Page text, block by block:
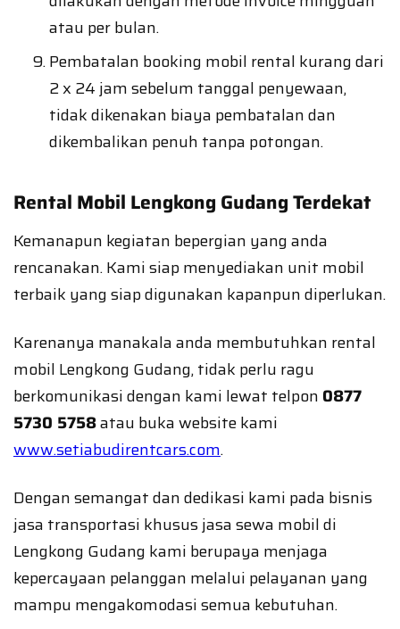
atau per bulan.
Pembatalan booking mobil rental kurang dari
2 x 24 jam sebelum tanggal penyewaan,
tidak dikenakan biaya pembatalan dan
dikembalikan penuh tanpa potongan.
Rental Mobil Lengkong Gudang Terdekat
Kemanapun kegiatan bepergian yang anda
rencanakan. Kami siap menyediakan unit mobil
terbaik yang siap digunakan kapanpun diperlukan.
Karenanya manakala anda membutuhkan rental
mobil Lengkong Gudang, tidak perlu ragu
berkomunikasi dengan kami lewat telpon 0877
5730 5758atau buka website kami
www.setiabudirentcars.com.
Dengan semangat dan dedikasi kami pada bisnis
jasa transportasi khusus jasa sewa mobil di
Lengkong Gudang kami berupaya menjaga
kepercayaan pelanggan melalui pelayanan yang
mampu mengakomodasi semua kebutuhan.